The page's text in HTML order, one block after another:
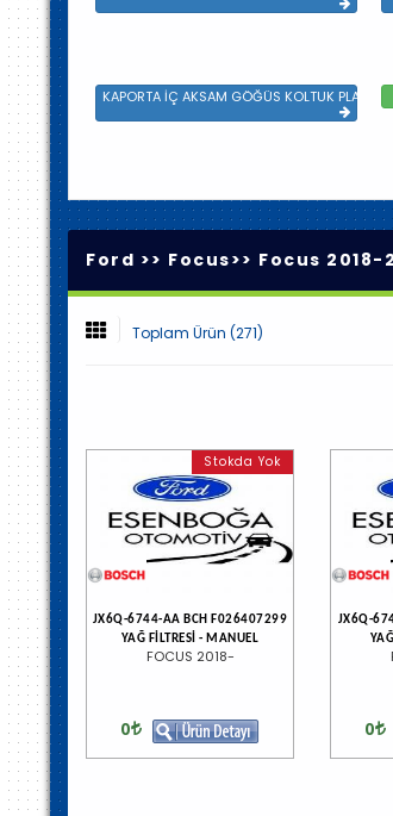
KAPORTA İÇ AKSAM GÖĞÜS KOLTUK
Ford >> Focus>> Focus 2018-
Toplam Ürün (271)
Stokda Yok
JX6Q-6744-AA BCH F026407299
YAĞ FİLTRESİ - MANUEL
FOCUS 2018-
0
JX6Q-
0